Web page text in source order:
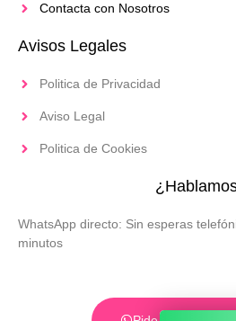
Contacta con Nosotros
Avisos Legales
Politica de Privacidad
Aviso Legal
Politica de Cookies
WhatsApp directo: Sin esperas
minutos